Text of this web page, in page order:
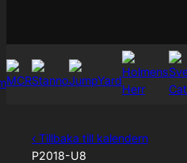
‹ Tillbaka till kalendern
P2018-U8